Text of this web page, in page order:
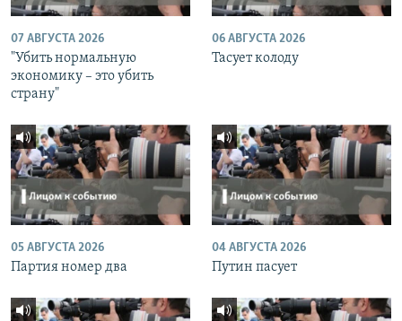
07 АВГУСТА 2026
"Убить нормальную
экономику – это убить
страну"
06 АВГУСТА 2026
Тасует колоду
05 АВГУСТА 2026
Партия номер два
04 АВГУСТА 2026
Путин пасует